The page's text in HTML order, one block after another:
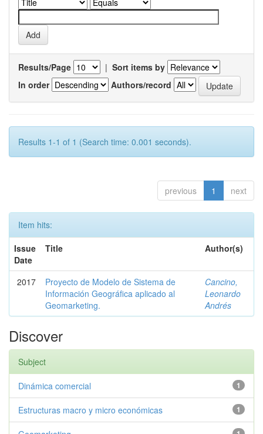
Results/Page | Sort items by
In order
Authors/record
Results 1-1 of 1 (Search time: 0.001 seconds).
previous 1 next
Item hits:
Issue
Date
Title Author(s)
2017
Proyecto de Modelo de Sistema de
Información Geográfica aplicado al
Geomarketing.
Cancino,
Leonardo
Andrés
Discover
Subject
1
Dinámica comercial
1
Estructuras macro y micro económicas